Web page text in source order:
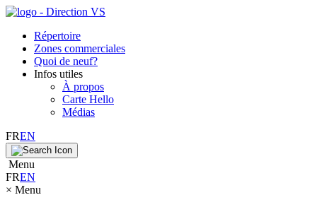
Répertoire
Zones commerciales
Quoi de neuf?
Infos utiles
À propos
Carte Hello
Médias
FREN
Menu
FREN
× Menu